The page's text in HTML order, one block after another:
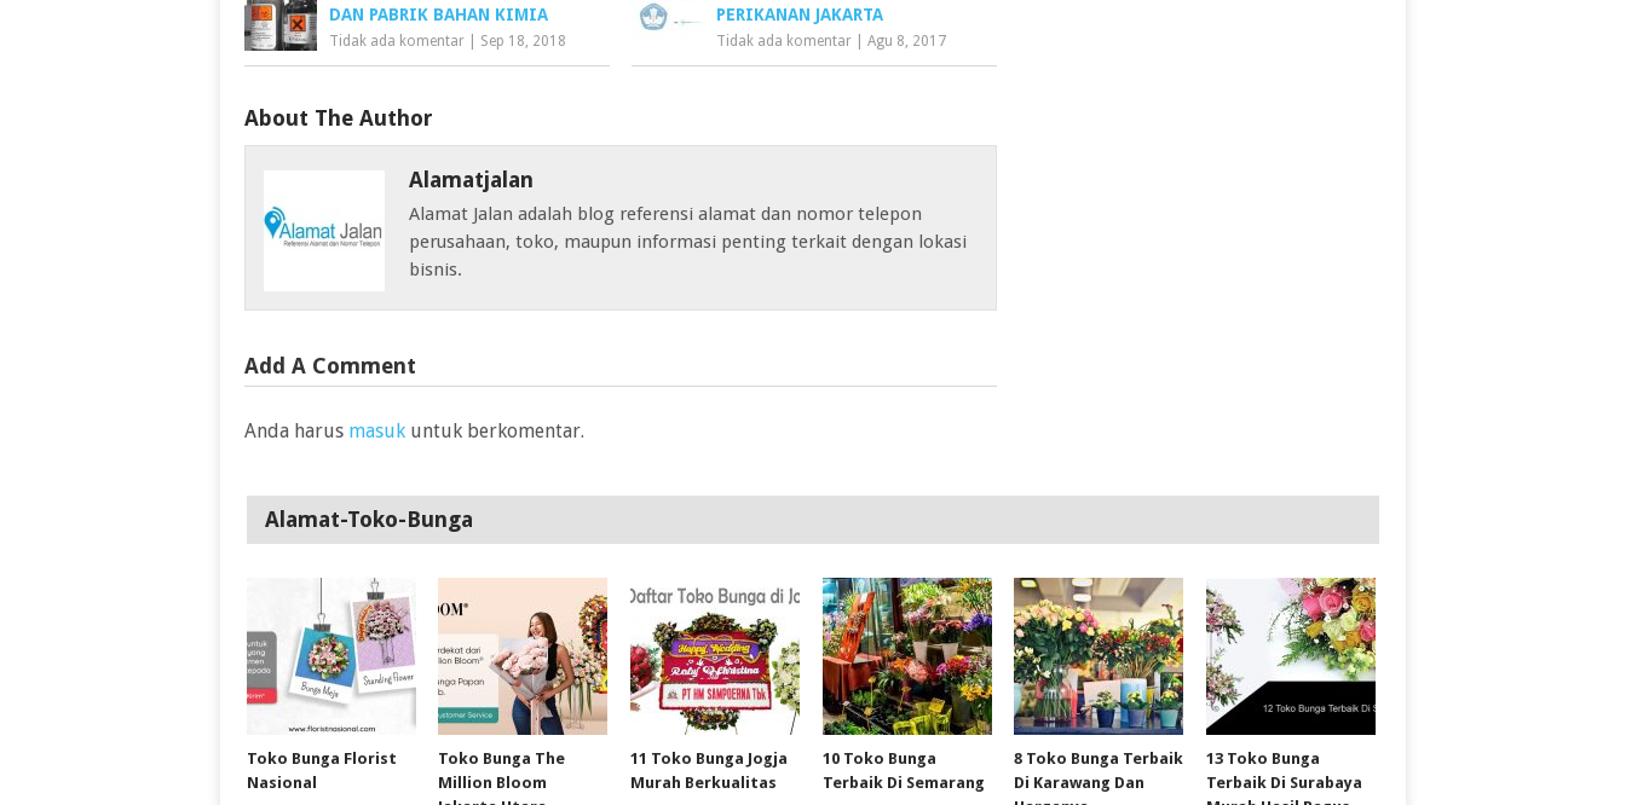
DAN PABRIK BAHAN KIMIA
Tidak ada komentar Sep 18, 2018
PERIKANAN JAKARTA
Tidak ada komentar |Agu 8, 2017
About The Author
Alamatjalan
Alamat Jalan adalah blog referensi alamat dan nomor telepon
perusahaan, toko, maupun informasi penting terkait dengan lokasi
bisnis.
Add A Comment
Anda harus masuk untuk berkomentar.
Alamat-Toko-Bunga
Toko Bunga Florist
Nasional
Toko Bunga The
Million Bloom
11 Toko Bunga Jogja
Murah Berkualitas
10 Toko Bunga
Terbaik Di Semarang
8 Toko Bunga Terbaik
Di Karawang Dan
13 Toko Bunga
Terbaik Di Surabaya